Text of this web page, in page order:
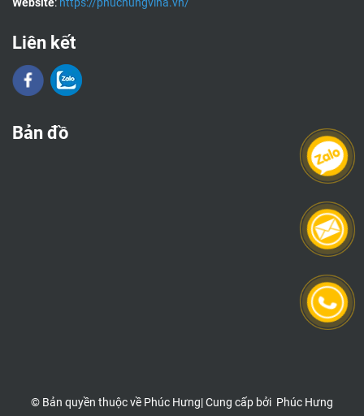
Liên kết
Bản đồ
© Bản quyền thuộc về Phúc Hưng|Cung cấp bởi Phúc Hưng